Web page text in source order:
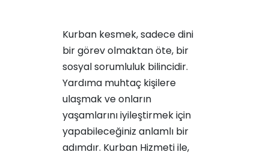
Kurban kesmek, sadece dini
bir görev olmaktan öte, bir
sosyal sorumluluk bilincidir.
Yardıma muhtaç kişilere
ulaşmak ve onların
yaşamlarını iyileştirmek için
yapabileceğiniz anlamlı bir
adımdır. Kurban Hizmeti ile,